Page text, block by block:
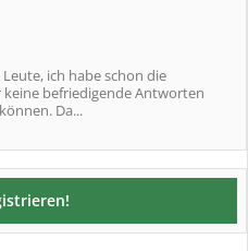
ich habe schon die
befriedigende Antworten
Da...